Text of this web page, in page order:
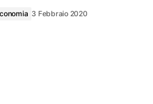
3 Febbraio 2020